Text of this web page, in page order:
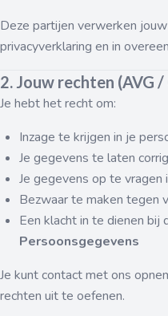
Deze partijen verwerken
privacyverklaring en in
2. Jouw rechten (AVG /
Je hebt het recht om:
Inzage te krijgen in je
Je gegevens te laten
Je gegevens op te vragen
Bezwaar te maken tegen
Een klacht in te dienen bij
Persoonsgegevens
Je kunt contact met ons
rechten uit te oefenen.
Zoeken in de